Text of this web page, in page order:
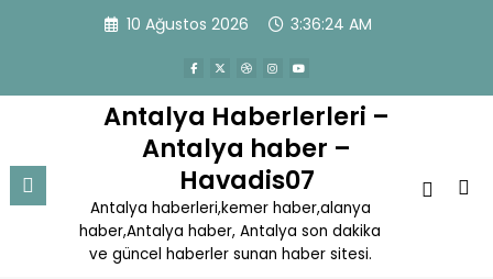
10 Ağustos 2026 3:36:24 AM
Antalya Haberlerleri –
Antalya haber –
Havadis07
Antalya haberleri,kemer haber,alanya
haber,Antalya haber, Antalya son dakika
ve güncel haberler sunan haber sitesi.